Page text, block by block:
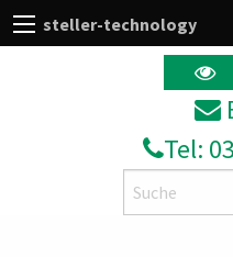
steller-technology
Tel: